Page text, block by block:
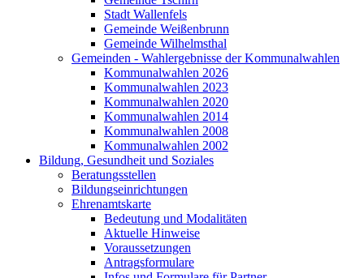
Stadt Wallenfels
Gemeinde Weißenbrunn
Gemeinde Wilhelmsthal
Gemeinden - Wahlergebnisse der Kommunalwahlen
Kommunalwahlen 2026
Kommunalwahlen 2023
Kommunalwahlen 2020
Kommunalwahlen 2014
Kommunalwahlen 2008
Kommunalwahlen 2002
Bildung, Gesundheit und Soziales
Beratungsstellen
Bildungseinrichtungen
Ehrenamtskarte
Bedeutung und Modalitäten
Aktuelle Hinweise
Voraussetzungen
Antragsformulare